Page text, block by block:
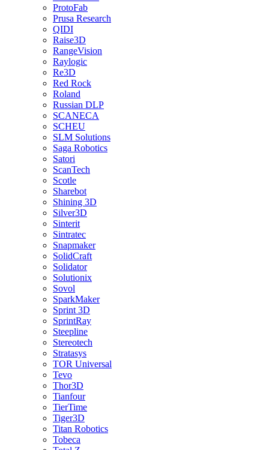
ProtoFab
Prusa Research
QIDI
Raise3D
RangeVision
Raylogic
Re3D
Red Rock
Roland
Russian DLP
SCANECA
SCHEU
SLM Solutions
Saga Robotics
Satori
ScanTech
Scotle
Sharebot
Shining 3D
Silver3D
Sinterit
Sintratec
Snapmaker
SolidCraft
Solidator
Solutionix
Sovol
SparkMaker
Sprint 3D
SprintRay
Steepline
Stereotech
Stratasys
TOR Universal
Tevo
Thor3D
Tianfour
TierTime
Tiger3D
Titan Robotics
Tobeca